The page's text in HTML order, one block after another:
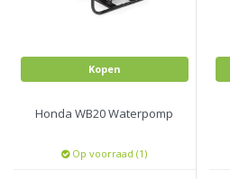
Kopen
Honda WB20 Waterpomp
Op voorraad (1)